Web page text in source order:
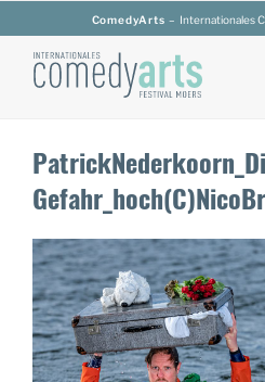
Inhalt
springen
ComedyArts – Internationales